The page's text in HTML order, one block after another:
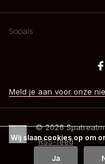
Socials
Meld je aan voor onze
© 2026
RSS-feed
Wij slaan cookies op om
Ja